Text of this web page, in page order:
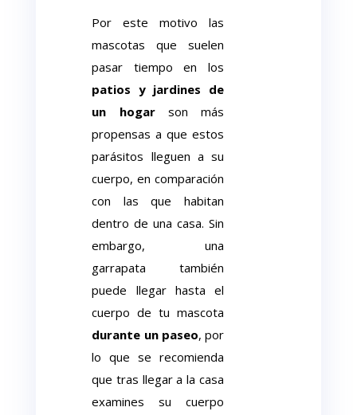
Por este motivo las
mascotas que suelen
pasar tiempo en los
patios y jardines de
un hogarson más
propensas a que estos
parásitos lleguen a su
cuerpo, en comparación
con las que habitan
dentro de una casa. Sin
embargo, una
garrapata también
puede llegar hasta el
cuerpo de tu mascota
durante un paseo, por
lo que se recomienda
que tras llegar a la casa
examines su cuerpo